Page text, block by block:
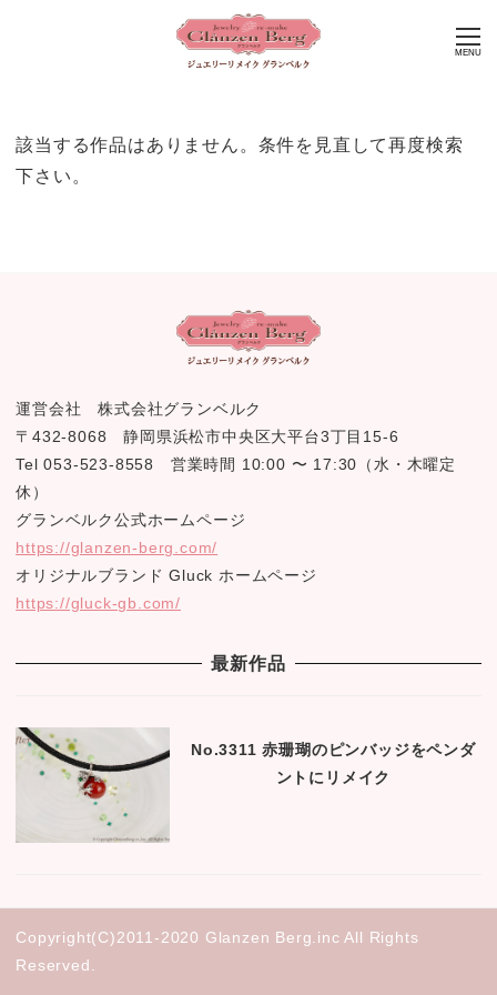
MENU
該当する作品はありません。条件を見直して再度検索
下さい。
運営会社 株式会社グランベルク
〒432-8068 静岡県浜松市中央区大平台3丁目15-6
Tel 053-523-8558 営業時間 10:00 〜 17:30（水・木曜定
休）
グランベルク公式ホームページ
https://glanzen-berg.com/
オリジナルブランド Gluck ホームページ
https://gluck-gb.com/
最新作品
No.3311 赤珊瑚のピンバッジをペンダ
ントにリメイク
Copyright(C)2011-2020 Glanzen Berg.inc All Rights
Reserved.